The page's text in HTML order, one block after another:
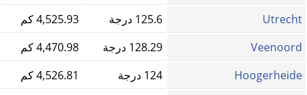
Utrecht
125.6 درجة
4,525.93 كم
Veenoord
128.29 درجة
4,470.98 كم
Hoogerheide
124 درجة
4,526.81 كم